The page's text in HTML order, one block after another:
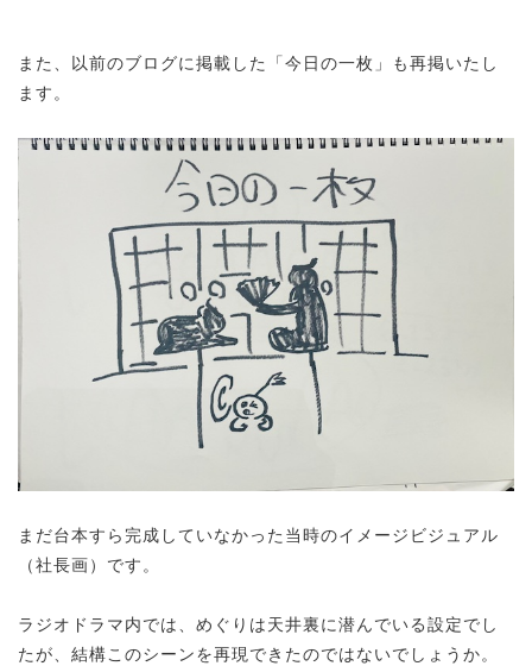
また、以前のブログに掲載した「今日の一枚」も再掲いたし
ます。
まだ台本すら完成していなかった当時のイメージビジュアル
（社長画）です。
ラジオドラマ内では、めぐりは天井裏に潜んでいる設定でし
たが、結構このシーンを再現できたのではないでしょうか。